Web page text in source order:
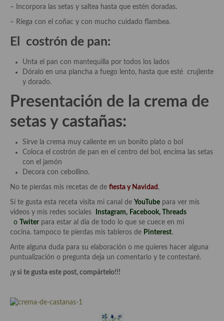
Cocina Azerí (Azerbaiyán)
Cocina de Egipto
Cocina de Tunez
Cocina Oriental
Cocina Tailandesa
Cocina Japonesa
Cocina Vietnamita
Cocina camboyana
Cocina Coreana
Cocina HIndú
Cocina China
Cocina del Pacifico
Cocina filipina
Cocina de Hawái
– Incorpora las setas y saltea hasta que estén doradas.
– Riega con el coñac y con mucho cuidado flambea.
El costrón de pan:
Unta el pan con mantequilla por todos los lados
Dóralo en una plancha a fuego lento, hasta que esté crujiente
y dorado.
Presentación de la crema de
setas y castañas:
Sirve la crema muy caliente en un bonito plato o bol
Coloca el costrón de pan en el centro del bol, encima las setas
con el jamón
Decora con cebollino.
No te pierdas mis recetas de de fiesta y Navidad ,
Si te gusta esta receta visita mi canal de YouTube para ver mis
videos y mis redes sociales
Instagram, Facebook,
Threads
o
Twiter para estar al día de todo lo que se cuece en mi
cocina. tampoco te pierdas mis tableros de Pinterest.
Ante alguna duda para su elaboración o me quieres hacer alguna
puntualización o pregunta deja un comentario y te contestaré.
¡y si te gusta este post, compártelo!!!